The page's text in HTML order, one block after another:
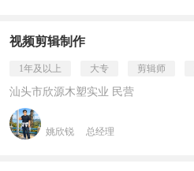
视频剪辑制作
1年及以上 大专 剪辑师
汕头市欣源木塑实业 民营
姚欣锐 总经理